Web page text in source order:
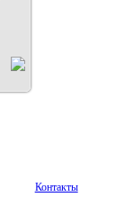
Контакты